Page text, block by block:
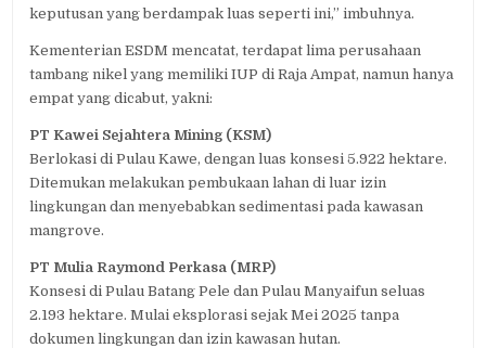
keputusan yang berdampak luas seperti ini,” imbuhnya.
Kementerian ESDM mencatat, terdapat lima perusahaan
tambang nikel yang memiliki IUP di Raja Ampat, namun hanya
empat yang dicabut, yakni:
PT Kawei Sejahtera Mining (KSM)
Berlokasi di Pulau Kawe, dengan luas konsesi 5.922 hektare.
Ditemukan melakukan pembukaan lahan di luar izin
lingkungan dan menyebabkan sedimentasi pada kawasan
mangrove.
PT Mulia Raymond Perkasa (MRP)
Konsesi di Pulau Batang Pele dan Pulau Manyaifun seluas
2.193 hektare. Mulai eksplorasi sejak Mei 2025 tanpa
dokumen lingkungan dan izin kawasan hutan.